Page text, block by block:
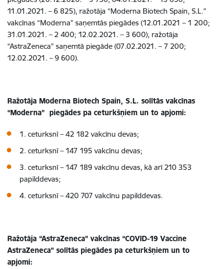
11.01.2021. – 6 825), ražotāja “Moderna Biotech Spain, S.L.”
vakcīnas “Moderna” saņemtās piegādes (12.01.2021 – 1 200;
31.01.2021. – 2 400; 12.02.2021. – 3 600), ražotāja
“AstraZeneca” saņemtā piegāde (07.02.2021. – 7 200;
12.02.2021. – 9 600).
Ražotāja Moderna Biotech Spain, S.L. solītās vakcīnas
“Moderna” piegādes pa ceturkšņiem un to apjomi:
1. ceturksnī – 42 182 vakcīnu devas;
2. ceturksnī – 147 195 vakcīnu devas;
3. ceturksnī – 147 189 vakcīnu devas, kā arī 210 353
papilddevas;
4. ceturksnī – 420 707 vakcīnu papilddevas.
Ražotāja “AstraZeneca” vakcīnas “COVID-19 Vaccine
AstraZeneca” solītās piegādes pa ceturkšņiem un to
apjomi: